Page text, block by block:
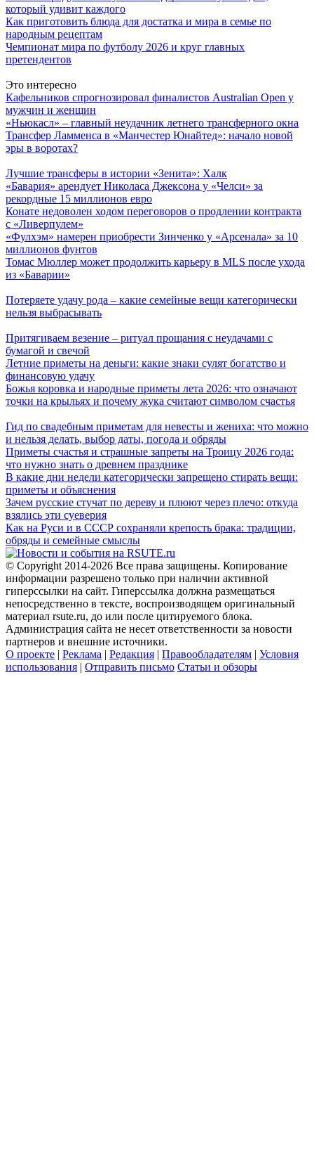
который удивит каждого
Как приготовить блюда для достатка и мира в семье по
народным рецептам
Чемпионат мира по футболу 2026 и круг главных
претендентов
Это интересно
Кафельников спрогнозировал финалистов Australian Open у
мужчин и женщин
«Ньюкасл» – главный неудачник летнего трансферного окна
Трансфер Ламменса в «Манчестер Юнайтед»: начало новой
эры в воротах?
Лучшие трансферы в истории «Зенита»: Халк
«Бавария» арендует Николаса Джексона у «Челси» за
рекордные 15 миллионов евро
Конате недоволен ходом переговоров о продлении контракта
с «Ливерпулем»
«Фулхэм» намерен приобрести Зинченко у «Арсенала» за 10
миллионов фунтов
Томас Мюллер может продолжить карьеру в MLS после ухода
из «Баварии»
Потеряете удачу рода – какие семейные вещи категорически
нельзя выбрасывать
Притягиваем везение – ритуал прощания с неудачами с
бумагой и свечой
Летние приметы на деньги: какие знаки сулят богатство и
финансовую удачу
Божья коровка и народные приметы лета 2026: что означают
точки на крыльях и почему жука считают символом счастья
Гид по свадебным приметам для невесты и жениха: что можно
и нельзя делать, выбор даты, погода и обряды
Приметы счастья и страшные запреты на Троицу 2026 года:
что нужно знать о древнем празднике
В какие дни недели категорически запрещено стирать вещи:
приметы и объяснения
Зачем русские стучат по дереву и плюют через плечо: откуда
взялись эти суеверия
Как на Руси и в СССР сохраняли крепость брака: традиции,
обряды и семейные смыслы
© Copyright 2014-2026 Все права защищены. Копирование
информации разрешено только при наличии активной
гиперссылки на сайт. Гиперссылка должна размещаться
непосредственно в тексте, воспроизводящем оригинальный
материал rsute.ru, до или после цитируемого блока.
Администрация сайта не несет ответственности за новости
партнеров и внешние источники.
О проекте | Реклама | Редакция | Правообладателям | Условия
использования | Отправить письмо Статьи и обзоры